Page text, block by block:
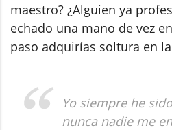
maestro? ¿Alguien ya
echado una mano de vez
paso adquirías soltura en
Yo siempre he
nunca nadie me